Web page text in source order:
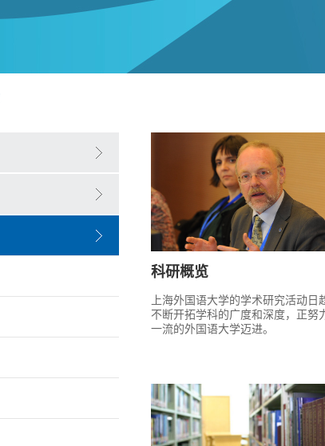
科研概览
上海外国语大学的学术研究活动日
不断开拓学科的广度和深度，正努
一流的外国语大学迈进。